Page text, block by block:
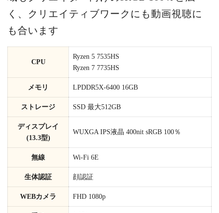
く、クリエイティブワークにも動画視聴に
も合います
CPU
Ryzen 5 7535HS
Ryzen 7 7735HS
メモリ LPDDR5X-6400 16GB
ストレージ SSD 最大512GB
ディスプレイ
(13.3型)
WUXGA IPS液晶 400nit sRGB 100％
無線 Wi-Fi 6E
生体認証 顔認証
WEBカメラ FHD 1080p